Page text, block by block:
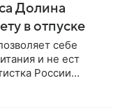
Долина
в отпуске
себе
и не ест
России